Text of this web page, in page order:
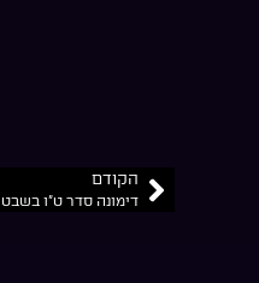
הקודם
דימונה סדר ט”ו בשבט